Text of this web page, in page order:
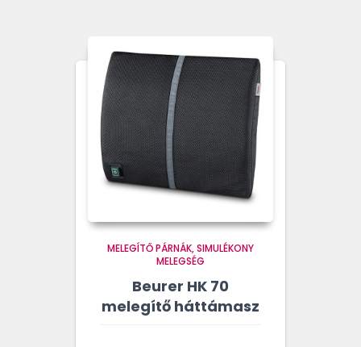
MELEGÍTŐ PÁRNÁK SIMULÉKONY
MELEGSÉG
Beurer HK 70
melegítő háttámasz